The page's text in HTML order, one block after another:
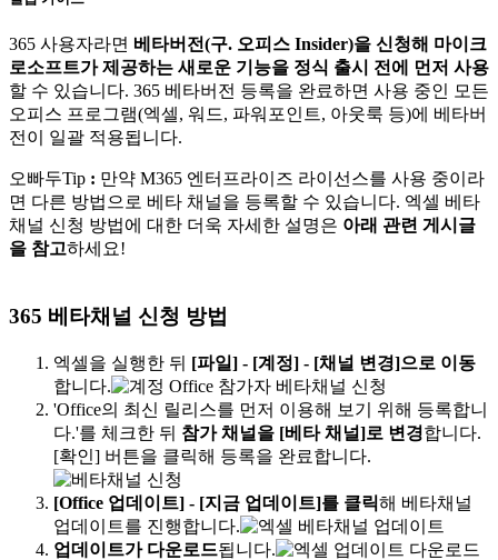
365 사용자라면 베타버전(구. 오피스 Insider)을 신청해 마이크
로소프트가 제공하는 새로운 기능을 정식 출시 전에 먼저 사용
할 수 있습니다. 365 베타버전 등록을 완료하면 사용 중인 모든
오피스 프로그램(엑셀, 워드, 파워포인트, 아웃룩 등)에 베타버
전이 일괄 적용됩니다.
오빠두Tip : 만약 M365 엔터프라이즈 라이선스를 사용 중이라
면 다른 방법으로 베타 채널을 등록할 수 있습니다. 엑셀 베타
채널 신청 방법에 대한 더욱 자세한 설명은 아래 관련 게시글
을 참고하세요!
365 베타채널 신청 방법
엑셀을 실행한 뒤 [파일] - [계정] - [채널 변경]으로 이동
합니다.
'Office의 최신 릴리스를 먼저 이용해 보기 위해 등록합니
다.'를 체크한 뒤 참가 채널을 [베타 채널]로 변경합니다.
[확인] 버튼을 클릭해 등록을 완료합니다.
[Office 업데이트] - [지금 업데이트]를 클릭해 베타채널
업데이트를 진행합니다.
업데이트가 다운로드됩니다.